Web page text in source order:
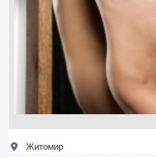
Житомир